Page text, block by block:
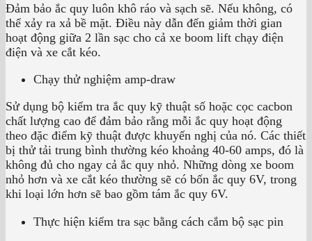
Đảm bảo ắc quy luôn khô ráo và sạch sẽ. Nếu không, có
thể xảy ra xả bề mặt. Điều này dẫn đến giảm thời gian
hoạt động giữa 2 lần sạc cho cả xe boom lift chạy điện
điện và xe cắt kéo.
Chạy thử nghiệm amp-draw
Sử dụng bộ kiểm tra ắc quy kỹ thuật số hoặc cọc cacbon
chất lượng cao để đảm bảo rằng mỗi ắc quy hoạt động
theo đặc điểm kỹ thuật được khuyến nghị của nó. Các thiết
bị thử tải trung bình thường kéo khoảng 40-60 amps, đó là
không đủ cho ngay cả ắc quy nhỏ. Những dòng xe boom
nhỏ hơn và xe cắt kéo thường sẽ có bốn ắc quy 6V, trong
khi loại lớn hơn sẽ bao gồm tám ắc quy 6V.
Thực hiện kiểm tra sạc bằng cách cắm bộ sạc pin